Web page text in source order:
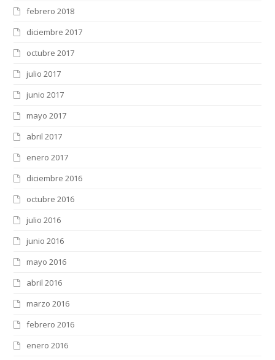
febrero 2018
diciembre 2017
octubre 2017
julio 2017
junio 2017
mayo 2017
abril 2017
enero 2017
diciembre 2016
octubre 2016
julio 2016
junio 2016
mayo 2016
abril 2016
marzo 2016
febrero 2016
enero 2016